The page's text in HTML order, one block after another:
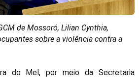
de Mossoró, Lilian Cynthia,
sobre a violência contra a
do Mel, por meio da Secretaria